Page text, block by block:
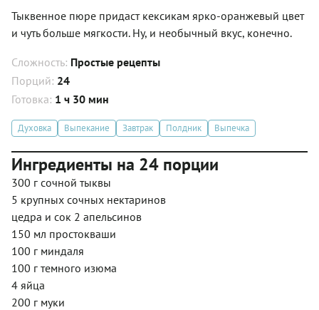
Тыквенное пюре придаст кексикам ярко-оранжевый цвет
и чуть больше мягкости. Ну, и необычный вкус, конечно.
Сложность: Простые рецепты
Порций: 24
Готовка: 1 ч 30 мин
Духовка Выпекание Завтрак Полдник Выпечка
Ингредиенты на 24 порции
300 г сочной тыквы
5 крупных сочных нектаринов
цедра и сок 2 апельсинов
150 мл простокваши
100 г миндаля
100 г темного изюма
4 яйца
200 г муки